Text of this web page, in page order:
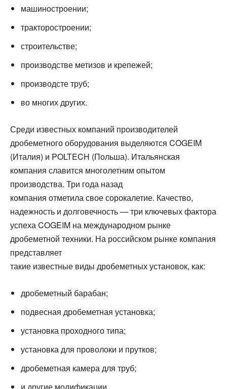
машиностроении;
тракторостроении;
строительстве;
производстве метизов и крепежей;
производсте труб;
во многих других.
Среди известных компаний производителей
дробеметного оборудования выделяются COGEIM
(Италия) и POLTECH (Польша). Итальянская
компания славится многолетним опытом
производства. Три года назад
компания отметила свое сорокалетие. Качество,
надежность и долговечность — три ключевых фактора
успеха COGEIM на международном рынке
дробеметной техники. На российском рынке компания
представляет
такие известные виды дробеметных установок, как:
дробеметный барабан;
подвесная дробеметная установка;
установка проходного типа;
установка для проволоки и прутков;
дробеметная камера для труб;